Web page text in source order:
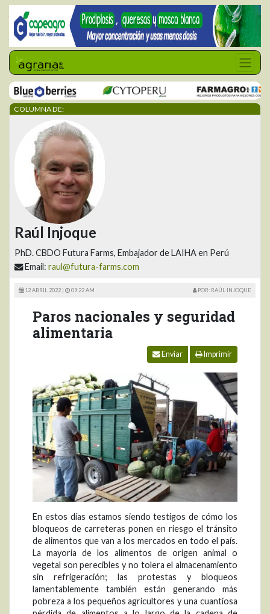
COLUMNA DE:
Raúl Injoque
PhD. CBDO Futura Farms, Embajador de LAIHA en Perú
Email: raul@futura-farms.com
12 ABRIL 2022 | 09:22 AM POR: RAÚL INJOQUE
Paros nacionales y seguridad
alimentaria
Enviar Imprimir
En estos días estamos siendo testigos de cómo los
bloqueos de carreteras ponen en riesgo el tránsito
de alimentos que van a los mercados en todo el país.
La mayoria de los alimentos de origen animal o
vegetal son perecibles y no tolera el almacenamiento
sin refrigeración; las protestas y bloqueos
lamentablemente también están generando más
pobreza a los pequeños agricultores y una cuantiosa